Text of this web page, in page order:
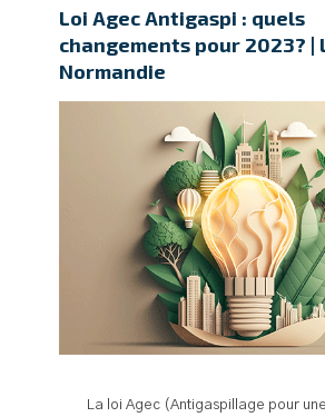
Loi Agec Antigaspi : quels
changements pour 2023? |
Normandie
La loi Agec (Antigaspillage pour